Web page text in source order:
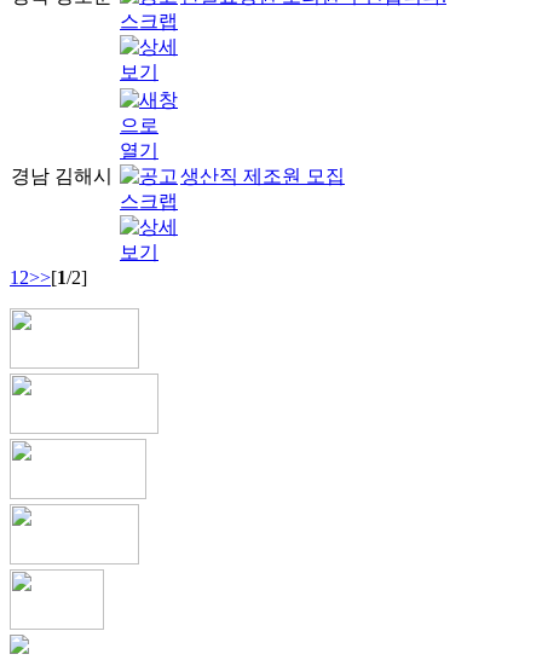
경남 김해시 생산직 제조원 모집
1 2>>[1/2]